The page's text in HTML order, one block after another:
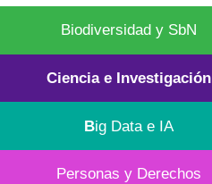
Biodiversidad y SbN
Ciencia e Investigación
Big Data e IA
Personas y Derechos